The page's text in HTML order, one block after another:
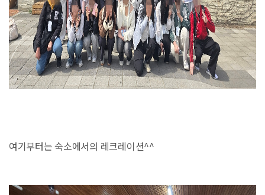
여기부터는 숙소에서의 레크레이션^^